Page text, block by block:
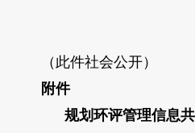
（此件社会公开）
附件
规划环评管理信息